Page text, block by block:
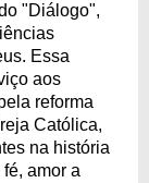
"Diálogo",
Essa
aos
reforma
Católica,
na história
amor a